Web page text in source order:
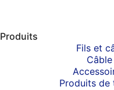
Produits
Fils et
Produits de